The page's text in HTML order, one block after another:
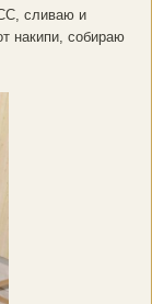
сливаю и
накипи, собираю